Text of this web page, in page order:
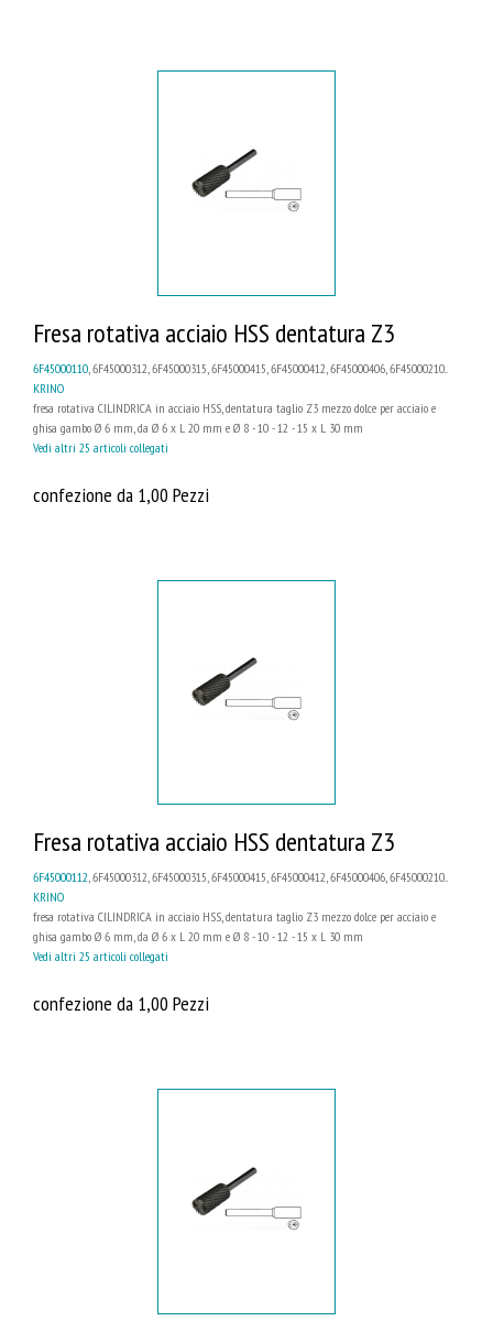
Fresa rotativa acciaio HSS dentatura Z3
6F45000110 , 6F45000312, 6F45000315, 6F45000415, 6F45000412, 6F45000406, 6F45000210...
KRINO
fresa rotativa CILINDRICA in acciaio HSS, dentatura taglio Z3 mezzo dolce per acciaio e
ghisa gambo Ø 6 mm, da Ø 6 x L 20 mm e Ø 8 - 10 - 12 - 15 x L 30 mm
Vedi altri 25 articoli collegati
confezione da 1,00 Pezzi
Fresa rotativa acciaio HSS dentatura Z3
6F45000112, 6F45000312, 6F45000315, 6F45000415, 6F45000412, 6F45000406, 6F45000210...
KRINO
fresa rotativa CILINDRICA in acciaio HSS, dentatura taglio Z3 mezzo dolce per acciaio e
ghisa gambo Ø 6 mm, da Ø 6 x L 20 mm e Ø 8 - 10 - 12 - 15 x L 30 mm
Vedi altri 25 articoli collegati
confezione da 1,00 Pezzi